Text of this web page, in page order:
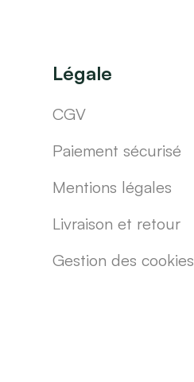
Légale
CGV
Paiement sécurisé
Mentions légales
Livraison et retour
Gestion des cookies